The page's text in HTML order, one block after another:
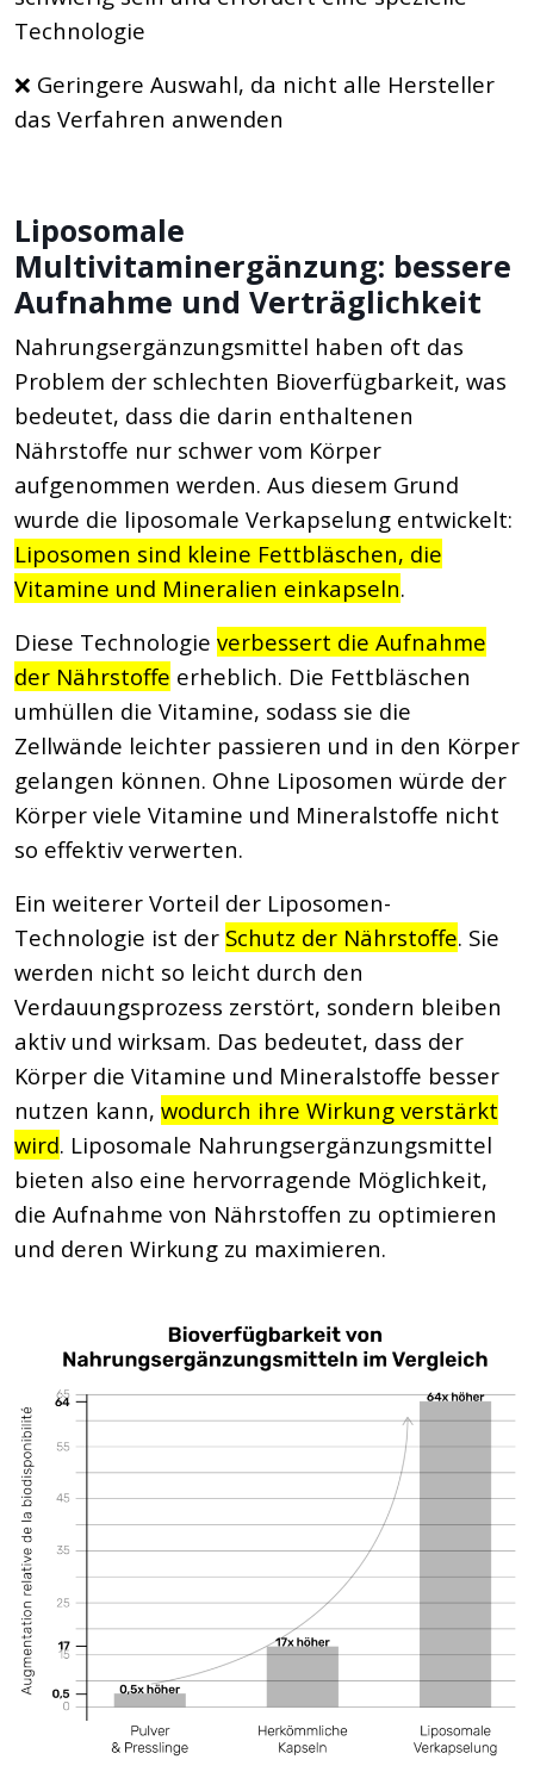
Technologie
❌ Geringere Auswahl, da nicht alle Hersteller
das Verfahren anwenden
Liposomale
Multivitaminergänzung: bessere
Aufnahme und Verträglichkeit
Nahrungsergänzungsmittel haben oft das
Problem der schlechten Bioverfügbarkeit, was
bedeutet, dass die darin enthaltenen
Nährstoffe nur schwer vom Körper
aufgenommen werden. Aus diesem Grund
wurde die liposomale Verkapselung entwickelt:
Liposomen sind kleine Fettbläschen, die
Vitamine und Mineralien einkapseln.
Diese Technologie verbessert die Aufnahme
der Nährstoffe erheblich. Die Fettbläschen
umhüllen die Vitamine, sodass sie die
Zellwände leichter passieren und in den Körper
gelangen können. Ohne Liposomen würde der
Körper viele Vitamine und Mineralstoffe nicht
so effektiv verwerten.
Ein weiterer Vorteil der Liposomen-
Technologie ist der Schutz der Nährstoffe. Sie
werden nicht so leicht durch den
Verdauungsprozess zerstört, sondern bleiben
aktiv und wirksam. Das bedeutet, dass der
Körper die Vitamine und Mineralstoffe besser
nutzen kann, wodurch ihre Wirkung verstärkt
wird. Liposomale Nahrungsergänzungsmittel
bieten also eine hervorragende Möglichkeit,
die Aufnahme von Nährstoffen zu optimieren
und deren Wirkung zu maximieren.